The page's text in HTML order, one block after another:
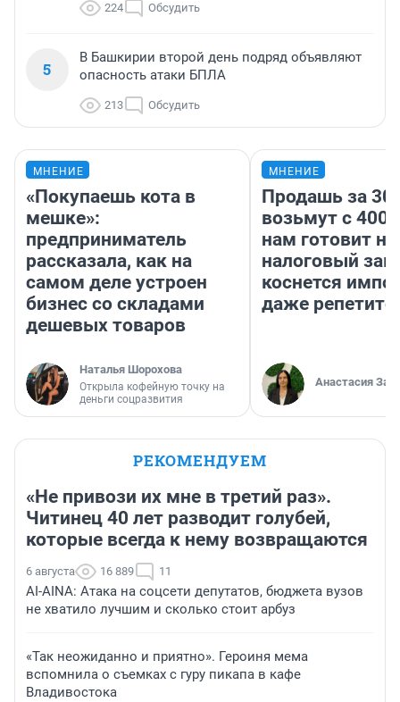
224 Обсудить
5
В Башкирии второй день подряд объявляют
опасность атаки БПЛА
213 Обсудить
МНЕНИЕ
«Покупаешь кота в
мешке»:
предприниматель
рассказала, как на
самом деле устроен
бизнес со складами
дешевых товаров
Наталья Шорохова
Открыла кофейную точку на
деньги соцразвития
МНЕНИЕ
Продашь за
возьмут с
нам готовит
налоговый
коснется
даже
Анастасия
РЕКОМЕНДУЕМ
«Не привози их мне в третий раз».
Читинец 40 лет разводит голубей,
которые всегда к нему возвращаются
6 августа 16 889 11
AI-AINA: Атака на соцсети депутатов, бюджета вузов
не хватило лучшим и сколько стоит арбуз
«Так неожиданно и приятно». Героиня мема
вспомнила о съемках с гуру пикапа в кафе
Владивостока